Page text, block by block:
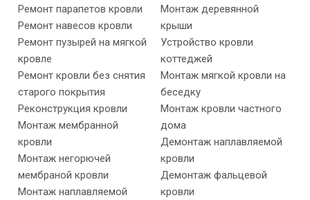
Ремонт парапетов кровли
Ремонт навесов кровли
Ремонт пузырей на мягкой
кровле
Ремонт кровли без снятия
старого покрытия
Реконструкция кровли
Монтаж мембранной
кровли
Монтаж негорючей
мембраной кровли
Монтаж наплавляемой
Монтаж деревянной
крыши
Устройство кровли
коттеджей
Монтаж мягкой кровли на
беседку
Монтаж кровли частного
дома
Демонтаж наплавляемой
кровли
Демонтаж фальцевой
кровли